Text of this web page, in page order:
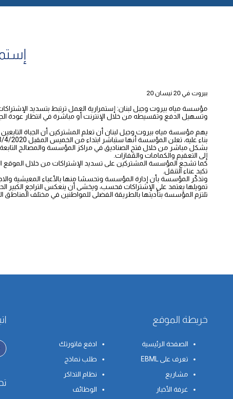
بيروت في 20 نيسان 20
مؤسسة مياه بيروت وجبل لبنان: إستمرارية العمل ترتبط بتسديد
وتسهيل الدفع وتقسيطه من خلال الإنترنت أو مباشرة في انتظار عودة
يهم مؤسسة مياه بيروت وجبل لبنان أن تعلم المشتركين أن الجباة
بشكل مباشر من خلال فتح الصناديق في مراكز المؤسسة والمصالح
إلى التعقيم والكمامات والقفازات.
تكبد عناء التنقل.
وتذكّر المؤسسة بأن إدارة المؤسسة وتحسسًا منها بالأعباء المعيشية
تمويلها يعتمد على الإشتراكات فحسب، ويخشى أن ينعكس التراجع الكبير
تلتزم المؤسسة بتأديتها بالطريقة الفضلى للمواطنين في مختلف المناطق الواقعة في إطار صلاحيتها، علمًا أن الخط الساخن
خريطة الموقع
الصفحة الرئيسية
ادفع فاتورتك
تعرف على EBML
طلب نماذج
مشاريع
نظام التذاكر
غرفة الأخبار
الوظائف